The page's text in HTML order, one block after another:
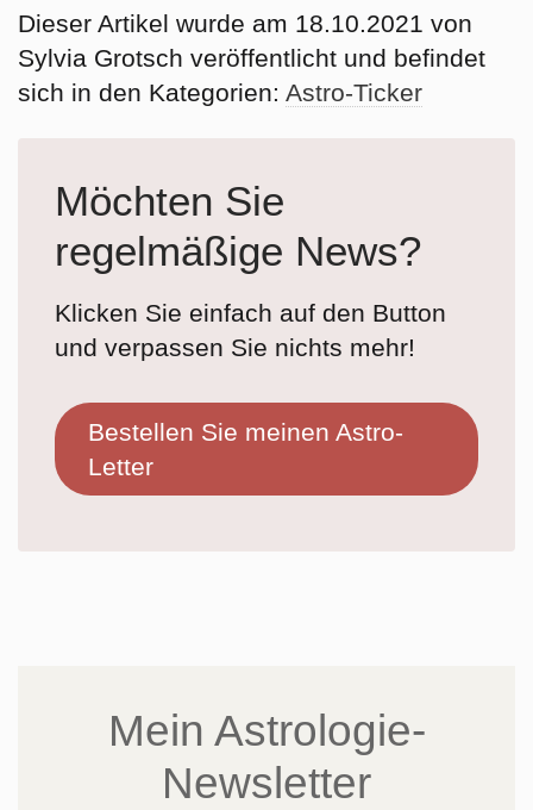
Dieser Artikel wurde am 18.10.2021 von
Sylvia Grotsch veröffentlicht und befindet
sich in den Kategorien: Astro-Ticker
Möchten Sie
regelmäßige News?
Klicken Sie einfach auf den Button
und verpassen Sie nichts mehr!
Bestellen Sie meinen Astro-
Letter
Mein Astrologie-
Newsletter